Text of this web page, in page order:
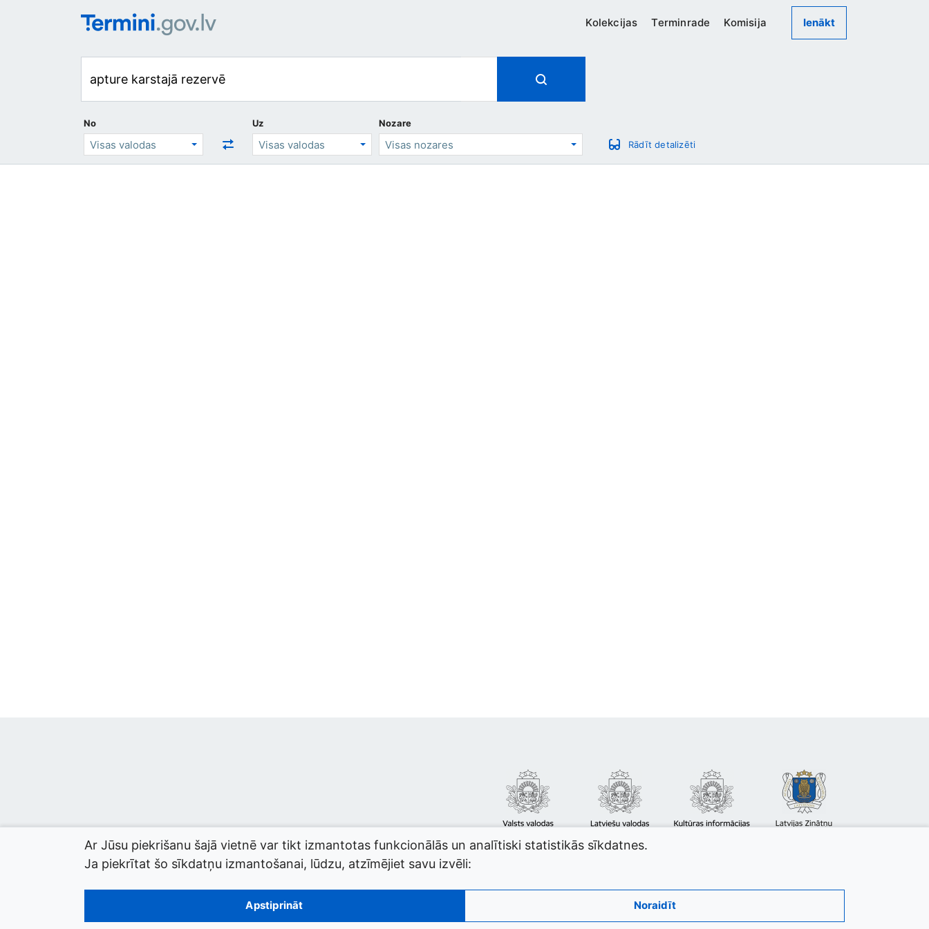
Kolekcijas Terminrade Komisija Ienākt
No Uz
Nozare
Rādīt detalizēti
© 2026 termini.gov.lv. Izstrādātājs:
Ar Jūsu piekrišanu šajā vietnē var tikt izmantotas funkcionālās un analītiski statistikās sīkdatnes.
Ja piekrītat šo sīkdatņu izmantošanai, lūdzu, atzīmējiet savu izvēli:
Apstiprināt Noraidīt